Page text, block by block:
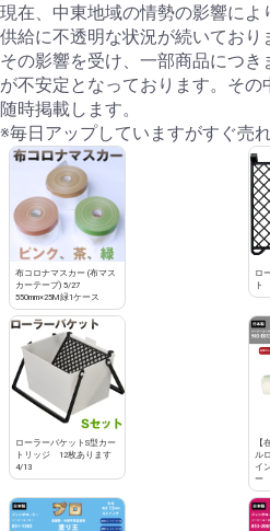
現在、中東地域の情勢の影響に
供給に不透明な状況が続いており
その影響を受け、一部商品につ
が不安定となっております。そ
随時掲載します。
※毎日アップしていますがすぐ売
布コロナマスカー (布マス
カーテープ) 5/27
550mm×25M緑1ケース
ロ
ト
ローラーバケットS型カー
トリッジ 12枚あります
4/13
【
ル
イ
ー